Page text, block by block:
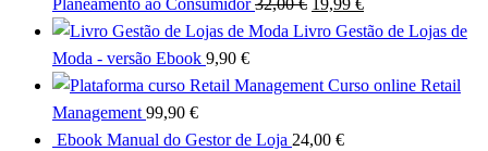
Saber mais
Planeamento ao Consumidor 32,00€ 19,99 €
Livro Gestão de Lojas de
Moda - versão Ebook 9,90 €
Curso online Retail
Management 99,90 €
Ebook Manual do Gestor de Loja 24,00 €